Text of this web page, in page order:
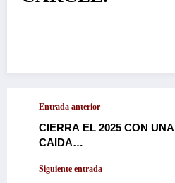
Entrada anterior
CIERRA EL 2025 CON
CAIDA…
Siguiente entrada